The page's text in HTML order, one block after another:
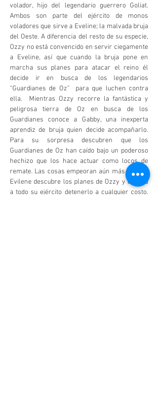
volador, hijo del legendario guerrero Goliat.
Ambos son parte del ejército de monos
voladores que sirve a Eveline; la malvada bruja
del Oeste. A diferencia del resto de su especie,
Ozzy no está convencido en servir ciegamente
a Eveline, así que cuando la bruja pone en
marcha sus planes para atacar el reino él
decide ir en busca de los legendarios
“Guardianes de Oz”  para que luchen contra
ella.  Mientras Ozzy recorre la fantástica y
peligrosa tierra de Oz en busca de los
Guardianes conoce a Gabby, una inexperta
aprendiz de bruja quien decide acompañarlo.
Para su sorpresa descubren que los
Guardianes de Oz han caído bajo un poderoso
hechizo que los hace actuar como locos de
remate. Las cosas empeoran aún más cuando
Evilene descubre los planes de Ozzy y ordena
a todo su ejército detenerlo a cualquier costo.